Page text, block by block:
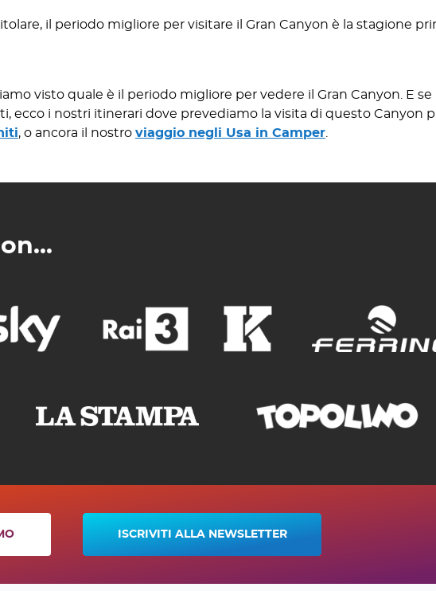
il periodo migliore per visitare il Gran Canyon è la stagione
visto quale è il periodo migliore per vedere il Gran Canyon. E
ecco i nostri itinerari dove prevediamo la visita di questo Canyon
, o ancora il nostro viaggio negli Usa in Camper
ISCRIVITI ALLA NEWSLETTER